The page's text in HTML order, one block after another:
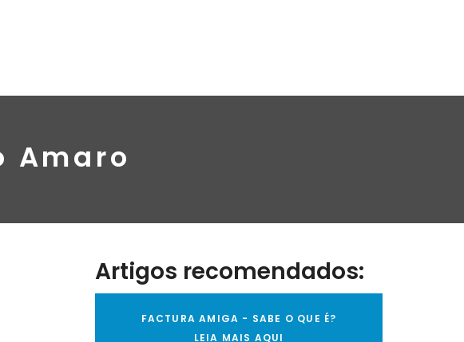
Amaro
Artigos recomendados:
FACTURA AMIGA - SABE O QUE É?
LEIA MAIS AQUI